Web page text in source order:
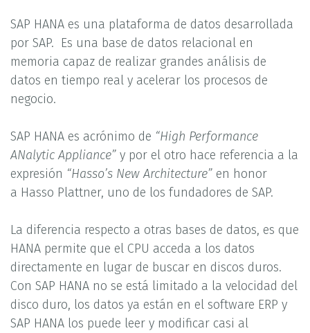
SAP HANA es una plataforma de datos desarrollada
por SAP. Es una base de datos relacional en
memoria capaz de realizar grandes análisis de
datos en tiempo real y acelerar los procesos de
negocio.
SAP HANA es acrónimo de “High Performance
ANalytic Appliance” y por el otro hace referencia a la
expresión “Hasso’s New Architecture” en honor
a Hasso Plattner, uno de los fundadores de SAP.
La diferencia respecto a otras bases de datos, es que
HANA permite que el CPU acceda a los datos
directamente en lugar de buscar en discos duros.
Con SAP HANA no se está limitado a la velocidad del
disco duro, los datos ya están en el software ERP y
SAP HANA los puede leer y modificar casi al